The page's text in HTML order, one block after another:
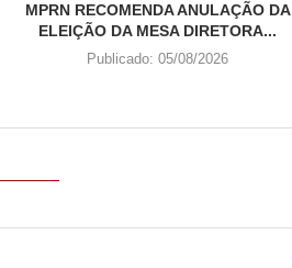
MPRN RECOMENDA ANULAÇÃO DA
ELEIÇÃO DA MESA DIRETORA...
Publicado: 05/08/2026